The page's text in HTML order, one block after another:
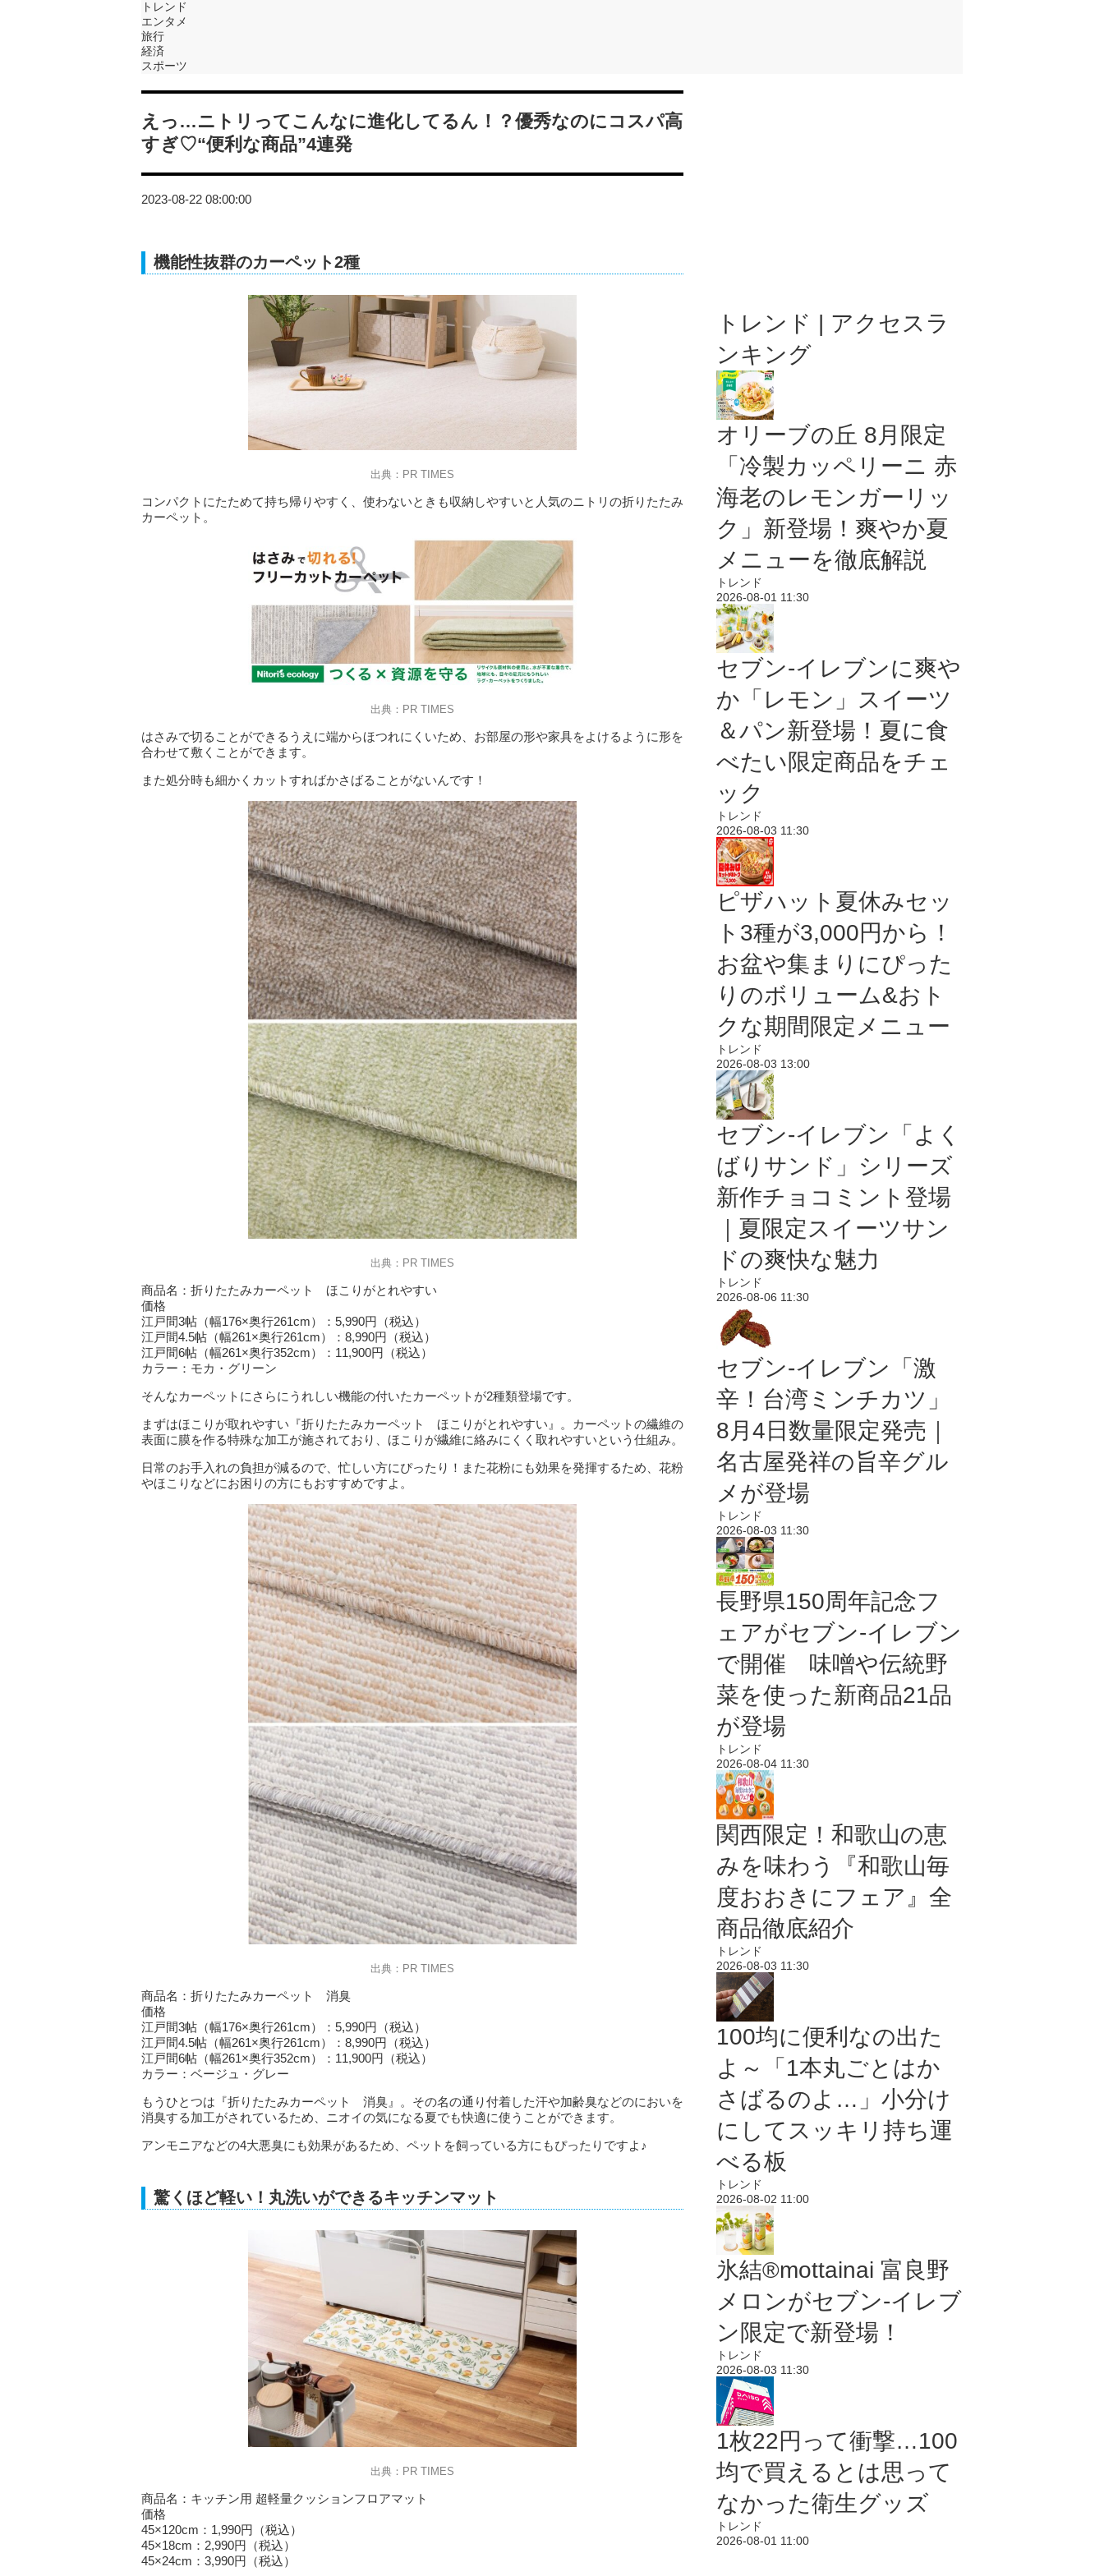
トレンド
エンタメ
旅行
経済
スポーツ
えっ…ニトリってこんなに進化してるん！？優秀なのにコスパ高
すぎ♡“便利な商品”4連発
2023-08-22 08:00:00
機能性抜群のカーペット2種
出典：PR TIMES
コンパクトにたためて持ち帰りやすく、使わないときも収納しやすいと人気のニトリの折りたたみ
カーペット。
出典：PR TIMES
はさみで切ることができるうえに端からほつれにくいため、お部屋の形や家具をよけるように形を
合わせて敷くことができます。
また処分時も細かくカットすればかさばることがないんです！
出典：PR TIMES
商品名：折りたたみカーペット ほこりがとれやすい
価格
江戸間3帖（幅176×奥行261cm）：5,990円（税込）
江戸間4.5帖（幅261×奥行261cm）：8,990円（税込）
江戸間6帖（幅261×奥行352cm）：11,900円（税込）
カラー：モカ・グリーン
そんなカーペットにさらにうれしい機能の付いたカーペットが2種類登場です。
まずはほこりが取れやすい『折りたたみカーペット ほこりがとれやすい』。カーペットの繊維の
表面に膜を作る特殊な加工が施されており、ほこりが繊維に絡みにくく取れやすいという仕組み。
日常のお手入れの負担が減るので、忙しい方にぴったり！また花粉にも効果を発揮するため、花粉
やほこりなどにお困りの方にもおすすめですよ。
出典：PR TIMES
商品名：折りたたみカーペット 消臭
価格
江戸間3帖（幅176×奥行261cm）：5,990円（税込）
江戸間4.5帖（幅261×奥行261cm）：8,990円（税込）
江戸間6帖（幅261×奥行352cm）：11,900円（税込）
カラー：ベージュ・グレー
もうひとつは『折りたたみカーペット 消臭』。その名の通り付着した汗や加齢臭などのにおいを
消臭する加工がされているため、ニオイの気になる夏でも快適に使うことができます。
アンモニアなどの4大悪臭にも効果があるため、ペットを飼っている方にもぴったりですよ♪
驚くほど軽い！丸洗いができるキッチンマット
出典：PR TIMES
商品名：キッチン用 超軽量クッションフロアマット
価格
45×120cm：1,990円（税込）
45×18cm：2,990円（税込）
45×24cm：3,990円（税込）
トレンド | アクセスラ
ンキング
オリーブの丘 8月限定
「冷製カッペリーニ 赤
海老のレモンガーリッ
ク」新登場！爽やか夏
メニューを徹底解説
トレンド
2026-08-01 11:30
セブン‐イレブンに爽や
か「レモン」スイーツ
＆パン新登場！夏に食
べたい限定商品をチェ
ック
トレンド
2026-08-03 11:30
ピザハット夏休みセッ
ト3種が3,000円から！
お盆や集まりにぴった
りのボリューム&おト
クな期間限定メニュー
トレンド
2026-08-03 13:00
セブン‐イレブン「よく
ばりサンド」シリーズ
新作チョコミント登場
｜夏限定スイーツサン
ドの爽快な魅力
トレンド
2026-08-06 11:30
セブン-イレブン「激
辛！台湾ミンチカツ」
8月4日数量限定発売｜
名古屋発祥の旨辛グル
メが登場
トレンド
2026-08-03 11:30
長野県150周年記念フ
ェアがセブン-イレブン
で開催 味噌や伝統野
菜を使った新商品21品
が登場
トレンド
2026-08-04 11:30
関西限定！和歌山の恵
みを味わう『和歌山毎
度おおきにフェア』全
商品徹底紹介
トレンド
2026-08-03 11:30
100均に便利なの出た
よ～「1本丸ごとはか
さばるのよ…」小分け
にしてスッキリ持ち運
べる板
トレンド
2026-08-02 11:00
氷結®mottainai 富良野
メロンがセブン‐イレブ
ン限定で新登場！
トレンド
2026-08-03 11:30
1枚22円って衝撃…100
均で買えるとは思って
なかった衛生グッズ
トレンド
2026-08-01 11:00